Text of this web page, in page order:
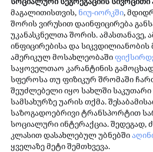
მაგალითისთვის, ნიუ-იორკში,
შორის ვირუსით დაინფიცირება
უკანასკნელთა შორის. ამასთანავე,
ინფიცირებისა და
ამერიკულ მოსახლეობაში
საყოველთაო კარანტინის
სფეროსა თუ ფიზიკურ შრომაში
შეუძლებელი იყო სახლში
სამსახურზე უარის თქმა.
საზოგადოებრივი ტრანსპორტით
სოციალური ინტერაქცია. შედეგად,
კლასით დასახლებულ უბნებში
ყველაზე მეტი შემთხვევა.